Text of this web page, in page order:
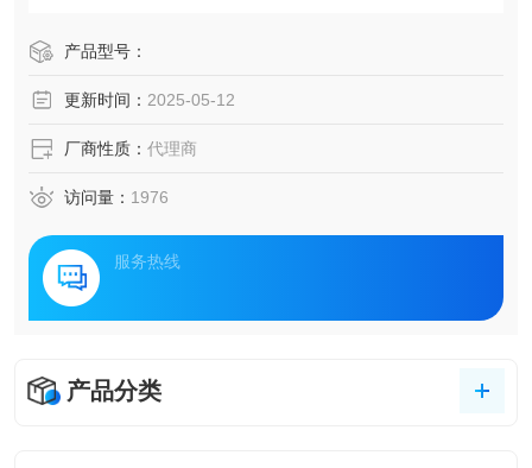
产品型号：
更新时间： 2025-05-12
厂商性质： 代理商
访问量： 1976
服务热线
产品分类